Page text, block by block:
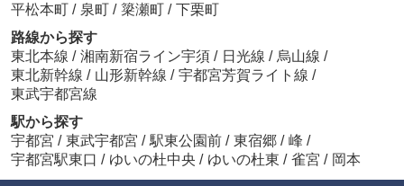
平松本町 / 泉町 / 簗瀬町 / 下栗町
路線から探す
東北本線 / 湘南新宿ライン宇須 / 日光線 / 烏山線 /
東北新幹線 / 山形新幹線 / 宇都宮芳賀ライト線 /
東武宇都宮線
駅から探す
宇都宮 / 東武宇都宮 / 駅東公園前 / 東宿郷 / 峰 /
宇都宮駅東口 / ゆいの杜中央 / ゆいの杜東 / 雀宮 / 岡本